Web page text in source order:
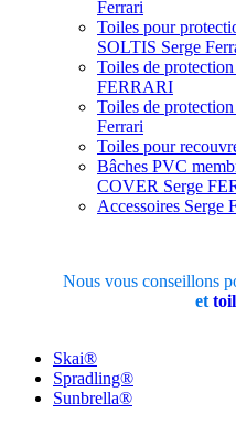
Ferrari
Toiles pour
SOLTIS Serge
Toiles de
FERRARI
Toiles de
Ferrari
Toiles pour
Bâches PVC
COVER Serge
Accessoires Serge
Nous vous conseillons
et
Skai®
Spradling®
Sunbrella®